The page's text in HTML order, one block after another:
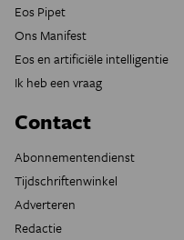
Eos Pipet
Ons Manifest
Eos en artificiële intelligentie
Ik heb een vraag
Contact
Abonnementendienst
Tijdschriftenwinkel
Adverteren
Redactie